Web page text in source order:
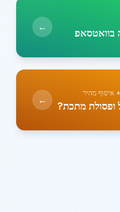
בוואטסאפ ←
איסוף מהיר
ופסולת מתכת? ←